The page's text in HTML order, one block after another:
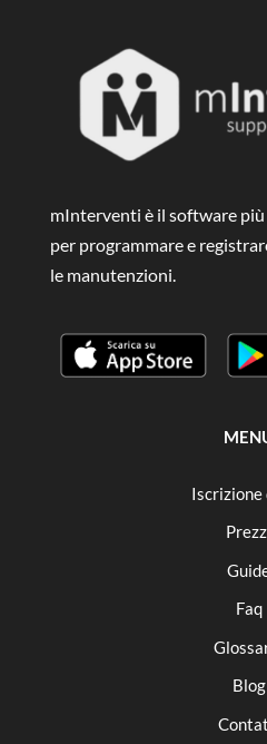
mInterventi è il software
per programmare e
le manutenzioni.
Iscrizione
Faq
Blog